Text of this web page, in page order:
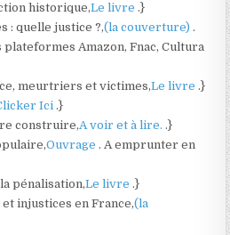
historique,Le livre.}
: quelle justice ?,(la couverture).
plateformes Amazon, Fnac, Cultura
meurtriers et victimes,Le livre.}
Ici.}
construire,A voir et à lire..}
Ouvrage. A emprunter en
pénalisation,Le livre.}
injustices en France,(la